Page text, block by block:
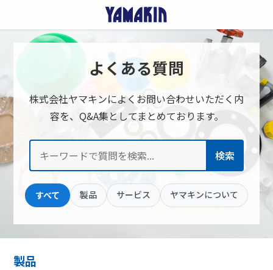
よくある質問
株式会社ヤマキンによくお問い合わせいただく内
容を、Q&A集としてまとめております。
検索
すべて 製品 サービス ヤマキンについて
製品